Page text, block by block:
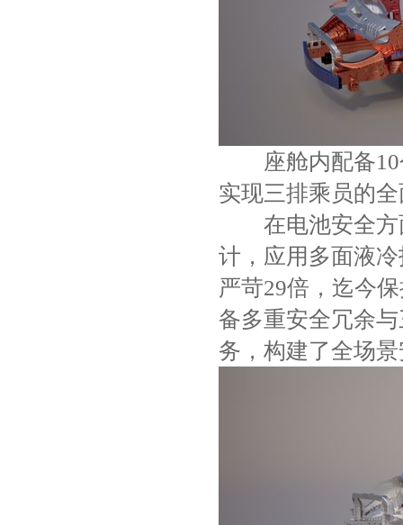
座舱内配备10
实现三排乘员的
在电池安全方面
计，应用多面液
严苛29倍，迄今
备多重安全冗余
务，构建了全场